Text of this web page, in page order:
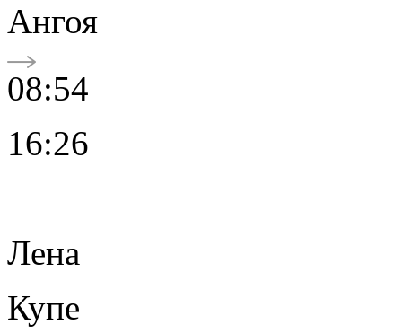
Ангоя
08:54
16:26
Лена
Купе